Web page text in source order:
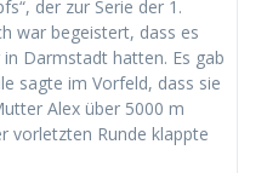
der zur Serie der 1.
war begeistert, dass es
Darmstadt hatten. Es gab
sagte im Vorfeld, dass sie
Alex über 5000 m
vorletzten Runde klappte